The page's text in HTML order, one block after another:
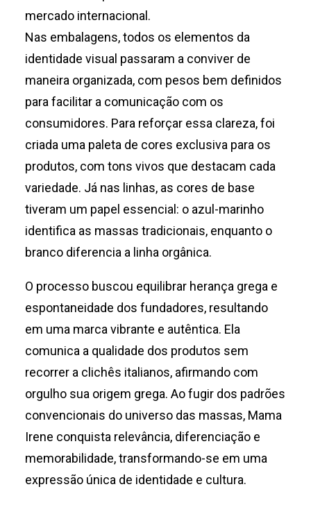
mercado internacional.
Nas embalagens, todos os elementos da
identidade visual passaram a conviver de
maneira organizada, com pesos bem definidos
para facilitar a comunicação com os
consumidores. Para reforçar essa clareza, foi
criada uma paleta de cores exclusiva para os
produtos, com tons vivos que destacam cada
variedade. Já nas linhas, as cores de base
tiveram um papel essencial: o azul-marinho
identifica as massas tradicionais, enquanto o
branco diferencia a linha orgânica.
O processo buscou equilibrar herança grega e
espontaneidade dos fundadores, resultando
em uma marca vibrante e autêntica. Ela
comunica a qualidade dos produtos sem
recorrer a clichês italianos, afirmando com
orgulho sua origem grega. Ao fugir dos padrões
convencionais do universo das massas, Mama
Irene conquista relevância, diferenciação e
memorabilidade, transformando-se em uma
expressão única de identidade e cultura.